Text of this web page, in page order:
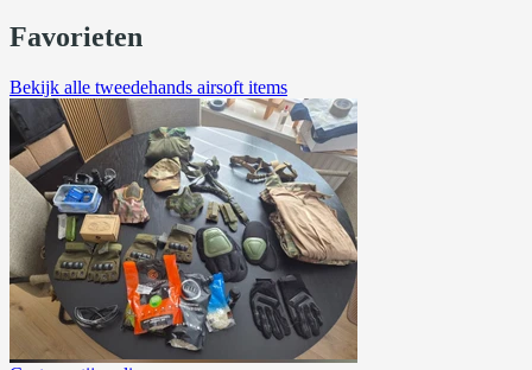
Favorieten
Bekijk alle tweedehands airsoft items